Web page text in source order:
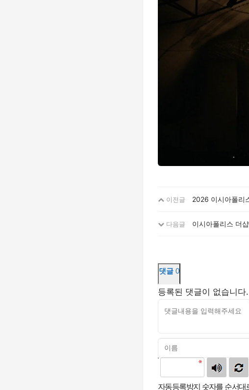
이전글 2026 이시아폴리
다음글 이시아폴리스 더
댓글 0
등록된 댓글이 없습니다.
자동등록방지 숫자를 순서대